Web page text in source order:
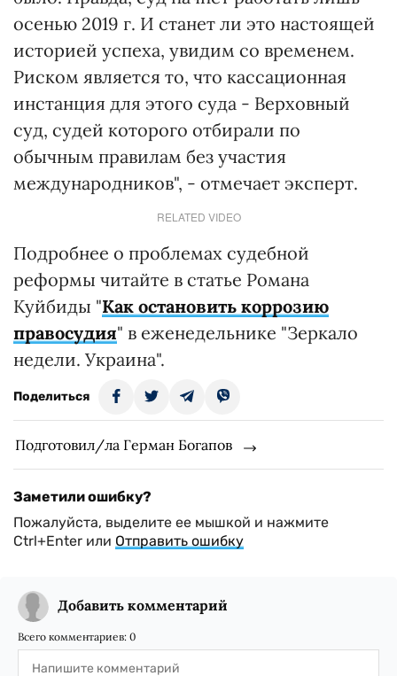
осенью 2019 г. И станет ли это настоящей
историей успеха, увидим со временем.
Риском является то, что кассационная
инстанция для этого суда - Верховный
суд, судей которого отбирали по
обычным правилам без участия
международников", - отмечает эксперт.
RELATED VIDEO
Подробнее о проблемах судебной
реформы читайте в статье Романа
Куйбиды "Как остановить коррозию
правосудия" в еженедельнике "Зеркало
недели. Украина".
Поделиться
Подготовил/ла Герман Богапов
Заметили ошибку?
Пожалуйста, выделите ее мышкой и нажмите
Ctrl+Enter или Отправить ошибку
Добавить комментарий
Всего комментариев: 0